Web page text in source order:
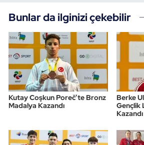
Bunlar da ilginizi çekebilir
Kutay Coşkun Poreč’te Bronz
Madalya Kazandı
Berke
Gençlik
Kazandı